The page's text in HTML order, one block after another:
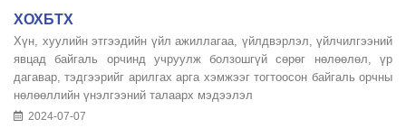
ХОХБТХ
Xүн, хуулийн этгээдийн үйл ажиллагаа, үйлдвэрлэл, үйлчилгээний
явцад байгаль орчинд учруулж болзошгүй сөрөг нөлөөлөл, үр
дагавар, тэдгээрийг арилгах арга хэмжээг тогтоосон байгаль орчны
нөлөөллийн үнэлгээний талаарх мэдээлэл
2024-07-07